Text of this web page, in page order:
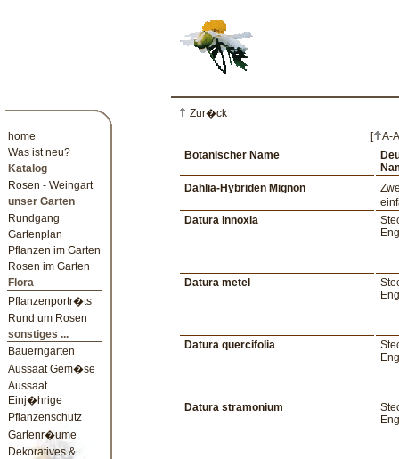
home
Was ist neu?
Katalog
Rosen - Weingart
unser Garten
Rundgang
Gartenplan
Pflanzen im Garten
Rosen im Garten
Flora
Pflanzenportr�ts
Rund um Rosen
sonstiges ...
Bauerngarten
Aussaat Gem�se
Aussaat
Einj�hrige
Pflanzenschutz
Gartenr�ume
Dekoratives &
Zur�ck
[
A-A
Botanischer Name
Dahlia-Hybriden Mignon
Datura innoxia
Datura metel
Datura quercifolia
Datura stramonium